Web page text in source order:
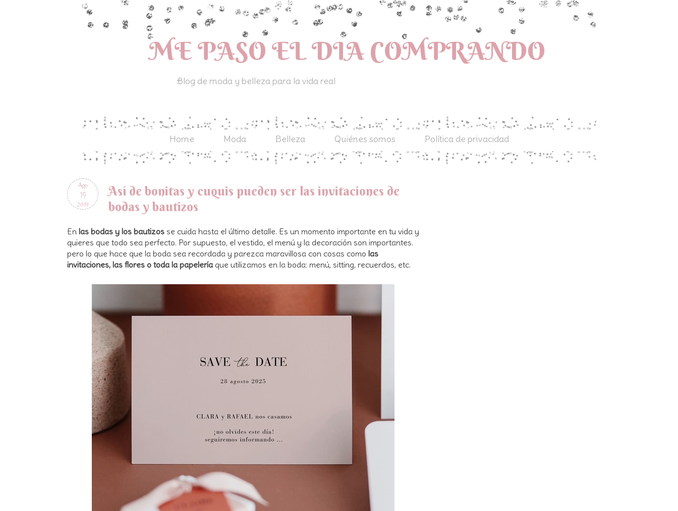
ME PASO EL DIA COMPRANDO
Blog de moda y belleza para la vida real
Home Moda Belleza Quiénes somos Política de privacidad
Ago
19
2019
Así de bonitas y cuquis pueden ser las invitaciones de
bodas y bautizos
En las bodas y los bautizos se cuida hasta el último detalle. Es un momento importante en tu vida y
quieres que todo sea perfecto. Por supuesto, el vestido, el menú y la decoración son importantes.
pero lo que hace que la boda sea recordada y parezca maravillosa con cosas como las
invitaciones, las flores o toda la papelería que utilizamos en la boda: menú, sitting, recuerdos, etc.